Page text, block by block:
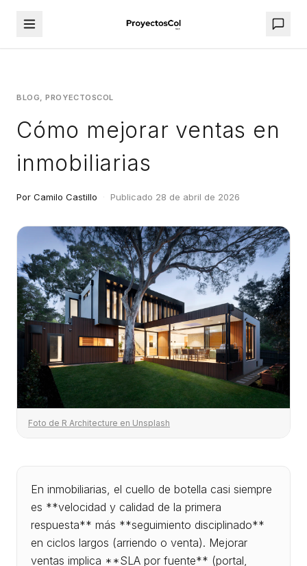
BLOG, PROYECTOSCOL
Cómo mejorar ventas en
inmobiliarias
Por Camilo Castillo Publicado 28 de abril de 2026
Foto de R Architecture en Unsplash
En inmobiliarias, el cuello de botella casi siempre
es **velocidad y calidad de la primera
respuesta** más **seguimiento disciplinado**
en ciclos largos (arriendo o venta). Mejorar
ventas implica **SLA por fuente** (portal,